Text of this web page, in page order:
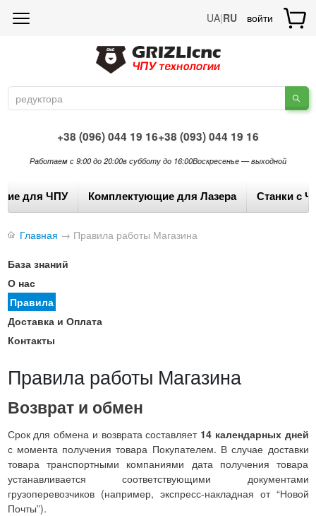
UA|RU войти
+38 (096) 044 19 16+38 (093) 044 19 16
Работаем с 9:00 до 20:00в субботу до 16:00Воскресенье — выходной
для ЧПУ Комплектующие для Лазера Станки с
Главная → Правила работы Магазина
База знаний
О нас
Правила
Доставка и Оплата
Контакты
Правила работы Магазина
Возврат и обмен
Срок для обмена и возврата составляет 14 календарных дней
с момента получения товара Покупателем. В случае доставки
товара транспортными компаниями дата получения товара
устанавливается соответствующими документами
грузоперевозчиков (например, экспресс-накладная от “Новой
Почты”).